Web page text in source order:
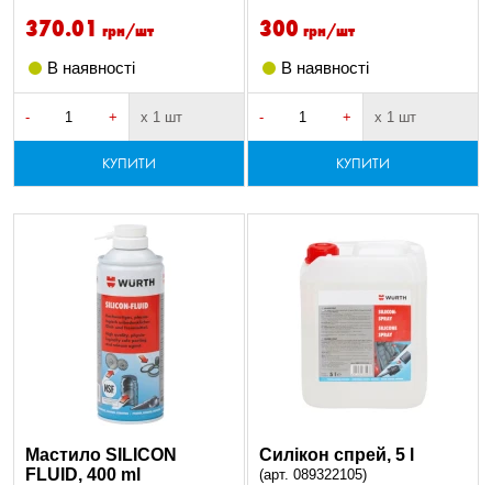
370.01 грн/шт
В наявності
- + х 1 шт
КУПИТИ
300 грн/шт
В наявності
- + х 1 шт
КУПИТИ
Мастило SILICON
FLUID, 400 ml
Силікон спрей, 5 l
(арт. 089322105)